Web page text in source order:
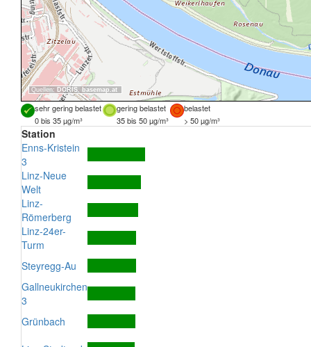
Quellen: DORIS, basemap.at
sehr gering belastet gering belastet
belastet
0 bis 35 µg/m³
35 bis 50 µg/m³ > 50 µg/m³
Station
Enns-Kristein
3
Linz-Neue
Welt
Linz-
Römerberg
Linz-24er-
Turm
Steyregg-Au
Gallneukirchen
3
Grünbach